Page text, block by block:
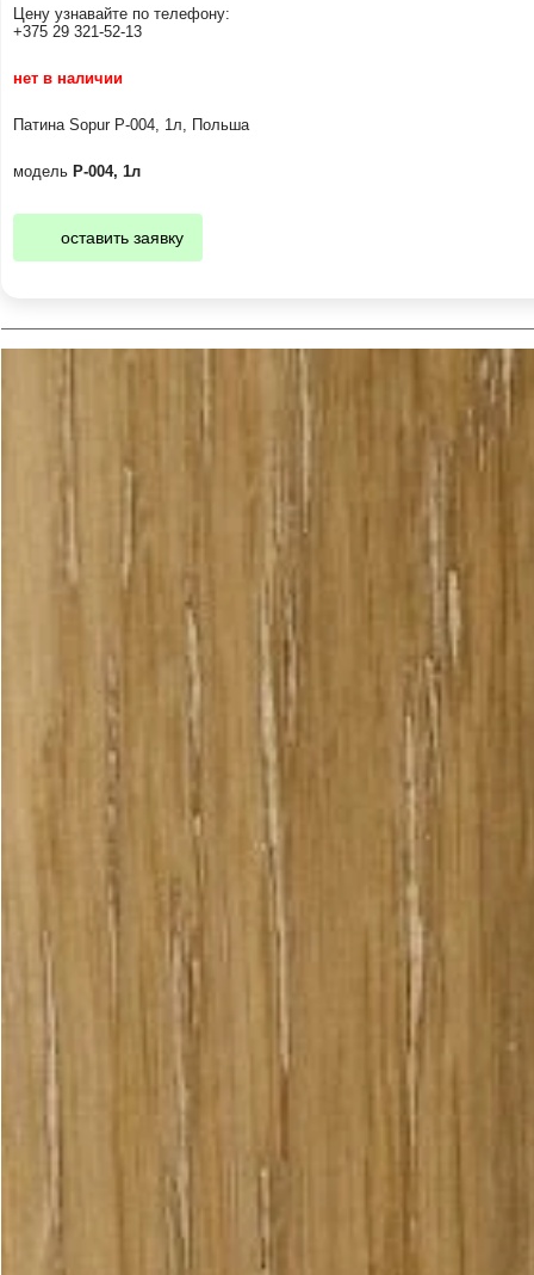
Цену узнавайте по телефону:
+375 29 321-52-13
нет в наличии
Патина Sopur Р-004, 1л, Польша
модель Р-004, 1л
оставить заявку